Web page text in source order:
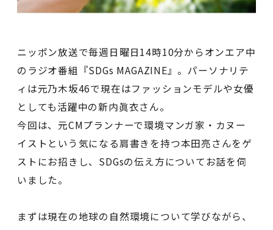
ニッポン放送で毎週日曜日14時10分からオンエア中
のラジオ番組『SDGs MAGAZINE』。パーソナリテ
ィは元乃木坂46で現在はファッションモデルや女優
としても活躍中の新内眞衣さん。
今回は、元CMプランナーで環境マンガ家・カヌー
イストという気になる肩書きを持つ本田亮さんをゲ
ストにお招きし、SDGsの伝え方についてお話を伺
いました。
まずは現在の地球の自然環境について学びながら、